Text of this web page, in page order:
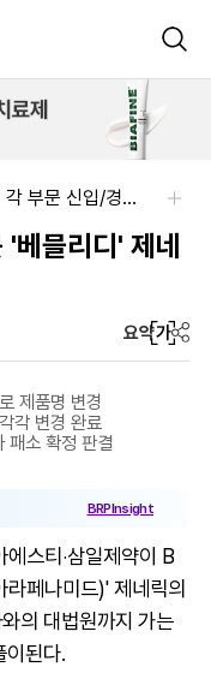
채용(신입우대)SK 바이오팜 (주)-[SK바이오팜] 각 부문 신입/경력 구성원 영입
베믈리디' 제네
요약가
제품명 변경
각 변경 완료
패소 확정 판결
BRPInsight
스티‧삼일제약이 B
페나미드)' 제네릭의
의 대법원까지 가는
이된다.